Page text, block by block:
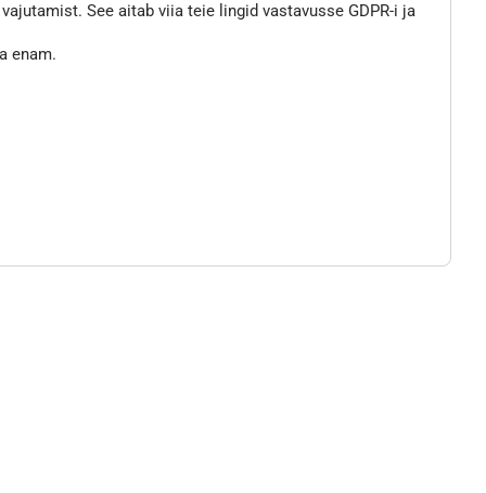
See aitab viia teie lingid vastavusse GDPR-i ja
enam.